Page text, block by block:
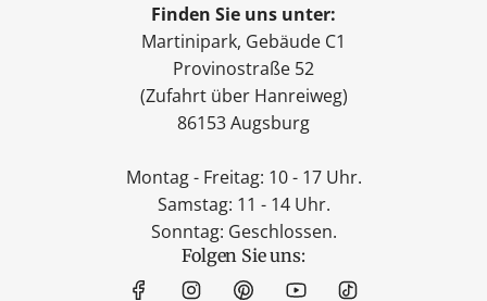
Finden Sie uns unter:
Martinipark, Gebäude C1
Provinostraße 52
(Zufahrt über Hanreiweg)
86153 Augsburg
Montag - Freitag: 10 - 17 Uhr.
Samstag: 11 - 14 Uhr.
Sonntag: Geschlossen.
Folgen Sie uns: